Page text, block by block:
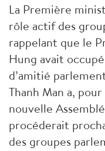
La Première
rôle actif des
rappelant que le
Hung avait
d’amitié
Thanh Man a,
nouvelle
procéderait
des groupes